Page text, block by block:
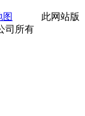
图
此网站版
司所有